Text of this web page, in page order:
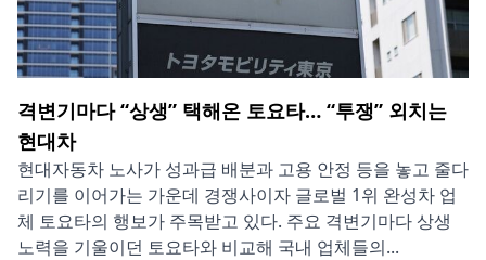
격변기마다 “상생” 택해온 토요타… “투쟁” 외치는
현대차
현대자동차 노사가 성과급 배분과 고용 안정 등을 놓고 줄다
리기를 이어가는 가운데 경쟁사이자 글로벌 1위 완성차 업
체 토요타의 행보가 주목받고 있다. 주요 격변기마다 상생
노력을 기울이던 토요타와 비교해 국내 업체들의...